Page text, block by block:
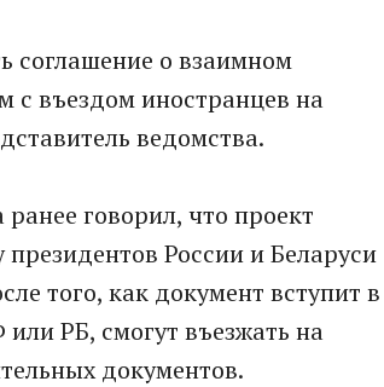
соглашение о взаимном
с въездом иностранцев на
ведомства.
говорил, что проект
России и Беларуси
того, как документ вступит в
РБ, смогут въезжать на
документов.